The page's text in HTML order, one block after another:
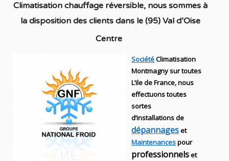
Climatisation chauffage réversible, nous sommes à
la disposition des clients dans le (95) Val d’Oise
Centre
SociétéClimatisation
Montmagny sur toutes
L’ile de France, nous
effectuons toutes
sortes
d’installationsde
dépannageset
Maintenancespour
professionnelset